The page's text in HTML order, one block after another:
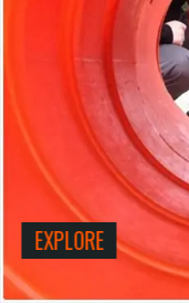
EXPLORE